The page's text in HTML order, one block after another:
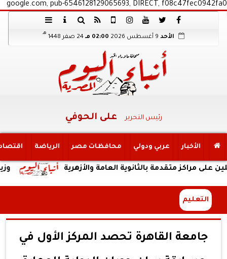
google.com, pub-6546128129065693, DIRECT, f08c47fec0942fa0
الأحد 02:00 مـ 24 صفر 1448
هـ
رئيس التحرير على الحوفي
الأخبار عربي ودولي محافظات مصر الرياضة
وزير الري متقدمة بالثانوية العامة والأزهرية
التعليم
جامعة القاهرة تحصد المركز الأول في